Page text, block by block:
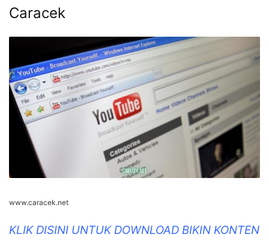
Caracek
www.caracek.net
KLIK DISINI UNTUK DOWNLOAD BIKIN KONTEN